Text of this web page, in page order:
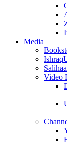
Media
Video